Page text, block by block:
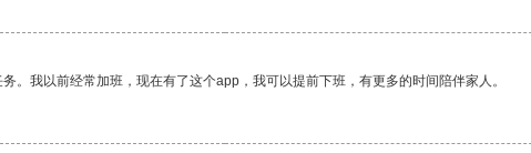
。我以前经常加班，现在有了这个app，我可以提前下班，有更多的时间陪伴家人。